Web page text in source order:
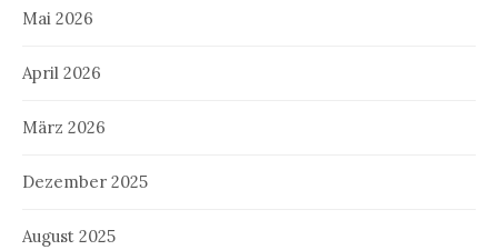
Mai 2026
April 2026
März 2026
Dezember 2025
August 2025